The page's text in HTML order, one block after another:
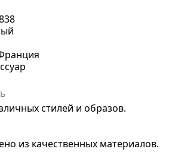
стилей и образов.
из качественных материалов.